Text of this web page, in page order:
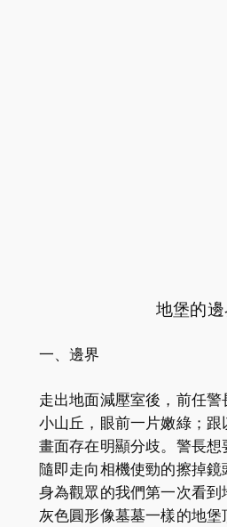
地堡的
一、邊界
走出地面減壓室後，前任
小山丘，眼前一片嫩綠；
畫面存在明顯分歧。警長想
隨即走向相機使勁的擦掉
身為觀眾的我們第一次看
灰色圓形像墓墓一樣的地